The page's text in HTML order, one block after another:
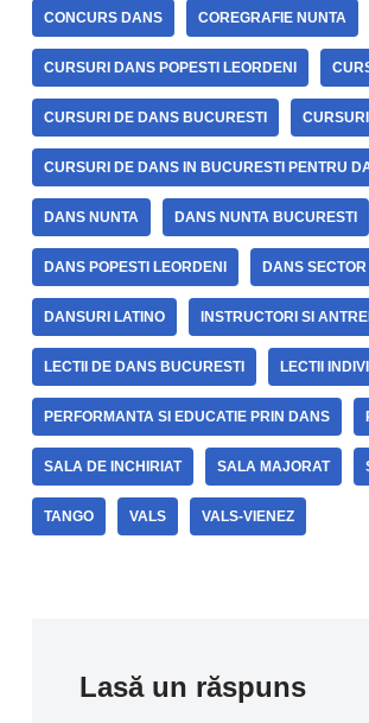
CONCURS DANS COREGRAFIE NUNTA
CURSURI DANS POPESTI LEORDENI
CURSURI DE DANS BUCURESTI
CURSURI DE DANS IN BUCURESTI PENTRU
DANS NUNTA DANS NUNTA BUCURESTI
DANS POPESTI LEORDENI DANS SECTOR
DANSURI LATINO INSTRUCTORI SI
LECTII DE DANS BUCURESTI LECTII
PERFORMANTA SI EDUCATIE PRIN DANS
SALA DE INCHIRIAT SALA MAJORAT
TANGO VALS VALS-VIENEZ
Lasă un răspuns